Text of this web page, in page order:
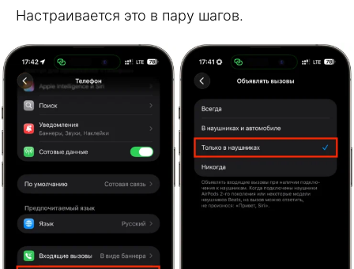
Настраивается это в пару шагов.